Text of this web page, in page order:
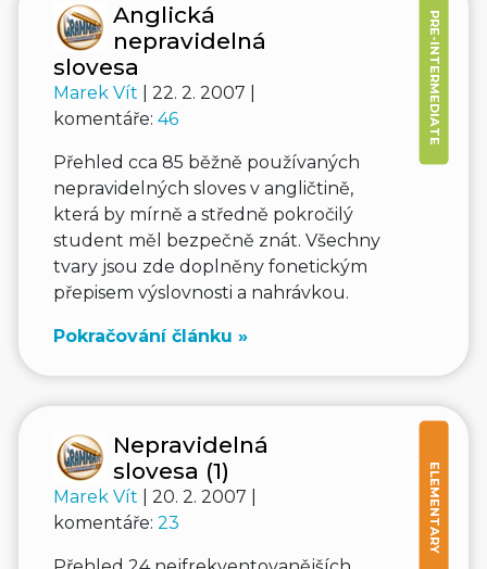
PRE-INTERMEDIATE
Anglická
nepravidelná
slovesa
Marek Vít
| 22. 2. 2007 |
komentáře: 46
Přehled cca 85 běžně používaných
nepravidelných sloves v angličtině,
která by mírně a středně pokročilý
student měl bezpečně znát. Všechny
tvary jsou zde doplněny fonetickým
přepisem výslovnosti a nahrávkou.
Pokračování článku »
ELEMENTARY
Nepravidelná
slovesa (1)
Marek Vít
| 20. 2. 2007 |
komentáře: 23